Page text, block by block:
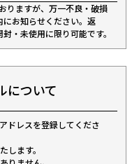
りますが、万一不良・破損
お知らせください。返
・未使用に限り可能です。
について
ドレスを登録してくださ
します。